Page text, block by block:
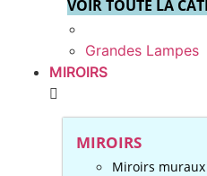
VOIR TOUTE LA
Grandes Lampes
MIROIRS
MIROIRS
Miroirs muraux